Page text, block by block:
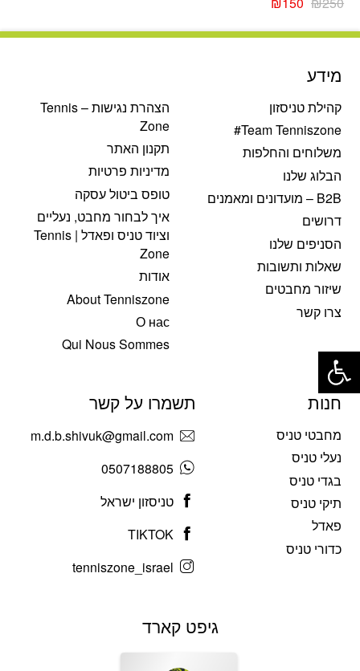
היה:
הוא:
מידע
קהילת טניסזון
Team Tenniszone#
משלוחים והחלפות
הבלוג שלנו
B2B – מועדונים ומאמנים
דרושים
הסניפים שלנו
שאלות ותשובות
שיזור מחבטים
צרו קשר
הצהרת נגישות – Tennis
Zone
תקנון האתר
מדיניות פרטיות
טופס ביטול עסקה
איך לבחור מחבט, נעליים
וציוד טניס ופאדל | Tennis
Zone
אודות
About Tenniszone
О нас
Qui Nous Sommes
חנות
מחבטי טניס
נעלי טניס
בגדי טניס
תיקי טניס
פאדל
כדורי טניס
תשמרו על קשר
m.d.b.shivuk@gmail.com
0507188805
טניסזון ישראל
TIKTOK
tenniszone_israel
גיפט קארד
פתח סרגל נגישות